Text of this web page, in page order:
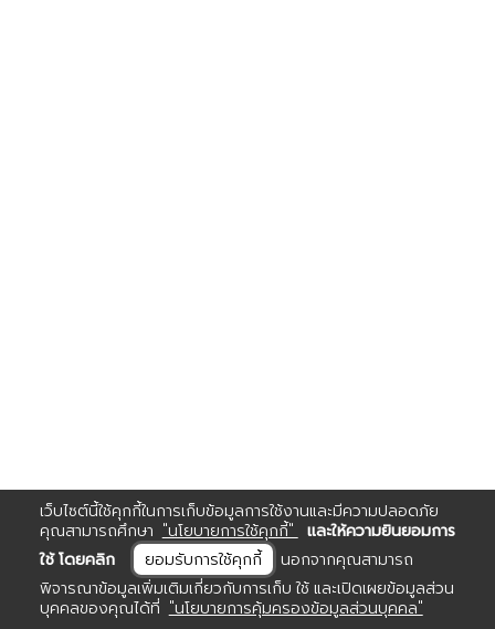
เว็บไซต์นี้ใช้คุกกี้ในการเก็บข้อมูลการใช้งานและมีความปลอดภัย
คุณสามารถศึกษา "นโยบายการใช้คุกกี้"
และให้ความยินยอมการ
ใช้ โดยคลิก
ยอมรับการใช้คุกกี้
นอกจากคุณสามารถ
พิจารณาข้อมูลเพิ่มเติมเกี่ยวกับการเก็บ ใช้ และเปิดเผยข้อมูลส่วน
บุคคลของคุณได้ที่ "นโยบายการคุ้มครองข้อมูลส่วนบุคคล"